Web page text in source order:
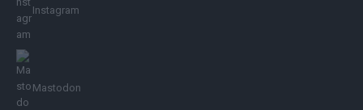
Instagram
Mastodon